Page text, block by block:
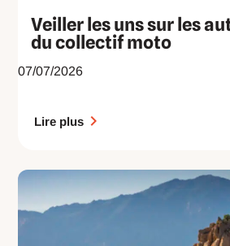
Veiller les uns sur les
du collectif moto
07/07/2026
Lire plus